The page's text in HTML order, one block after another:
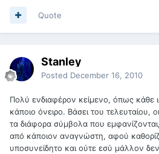
Quote
Stanley
Posted December 16, 2010
Πολύ ενδιαφέρον κείμενο, όπως κάθε
κάποιο όνειρο. Βάσει του τελευταίου,
τα διάφορα σύμβολα που
από κάποιον αναγνώστη, αφού
υποσυνείδητο και ούτε εσύ μάλλον